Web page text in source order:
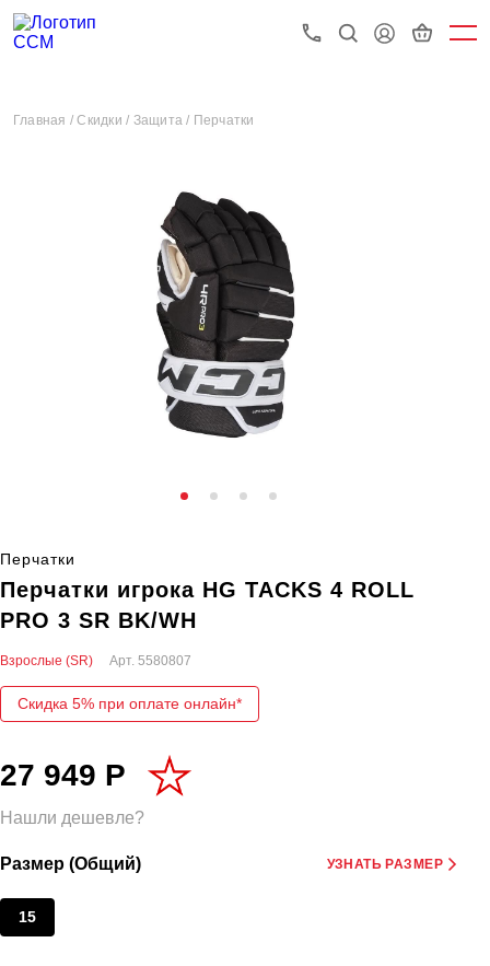
Главная /Скидки / Защита / Перчатки
Перчатки
Перчатки игрока HG TACKS 4 ROLL
PRO 3 SR BK/WH
Взрослые (SR) Арт. 5580807
Скидка 5% при оплате онлайн*
27 949 Р
Нашли дешевле?
Размер (Общий) УЗНАТЬ РАЗМЕР
15